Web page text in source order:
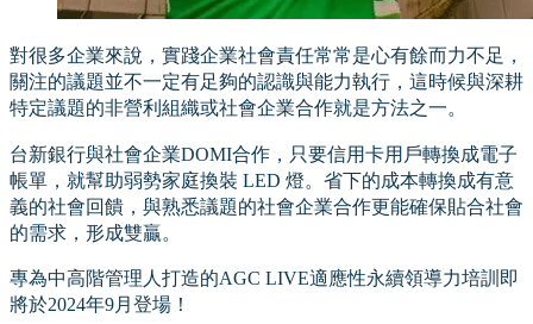
對很多企業來說，實踐企業社會責任常常是心有餘而力不足，
關注的議題並不一定有足夠的認識與能力執行，這時候與深耕
特定議題的非營利組織或社會企業合作就是方法之一。
台新銀行與社會企業DOMI合作，只要信用卡用戶轉換成電子
帳單，就幫助弱勢家庭換裝 LED 燈。省下的成本轉換成有意
義的社會回饋，與熟悉議題的社會企業合作更能確保貼合社會
的需求，形成雙贏。
專為中高階管理人打造的AGC LIVE適應性永續領導力培訓即
將於2024年9月登場！